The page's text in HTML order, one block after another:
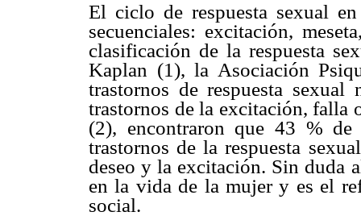
El ciclo de respuesta sexual
secuenciales: excitación,
clasificación de la respuesta
Kaplan (1), la Asociación
trastornos de respuesta
trastornos de la excitación, falla
(2), encontraron que 43 %
trastornos de la respuesta
deseo y la excitación. Sin duda
en la vida de la mujer y es el
social.